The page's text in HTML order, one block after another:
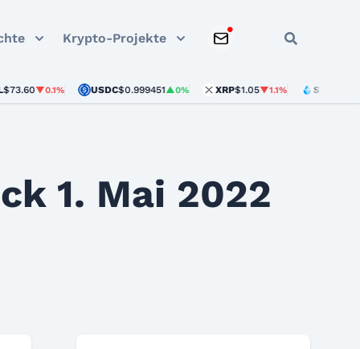
Krypto-Projekte
▼0.1% USDC$0.999451▲0% XRP $1.05▼1.1% STETH$1,909.19
1. Mai 2022